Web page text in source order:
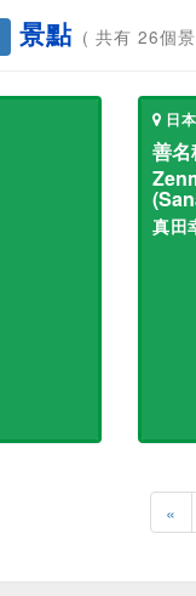
景點 ( 共有 26個
日
善
真田
«